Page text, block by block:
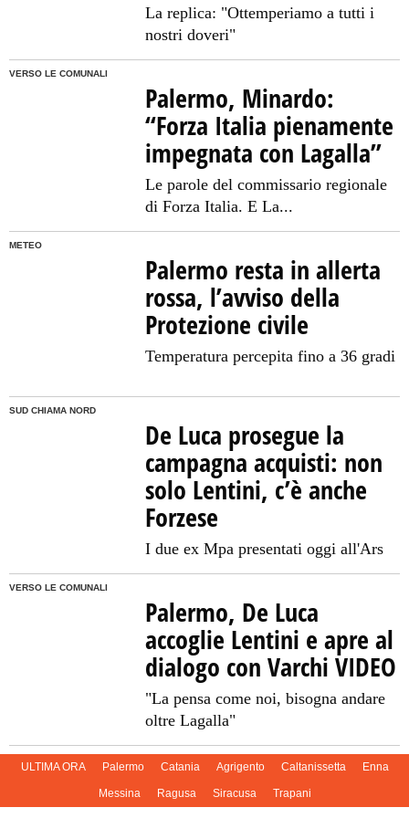
La replica: "Ottemperiamo a tutti i
nostri doveri"
VERSO LE COMUNALI
Palermo, Minardo:
“Forza Italia pienamente
impegnata con Lagalla”
Le parole del commissario regionale
di Forza Italia. E La...
METEO
Palermo resta in allerta
rossa, l’avviso della
Protezione civile
Temperatura percepita fino a 36 gradi
SUD CHIAMA NORD
De Luca prosegue la
campagna acquisti: non
solo Lentini, c’è anche
Forzese
I due ex Mpa presentati oggi all'Ars
VERSO LE COMUNALI
Palermo, De Luca
accoglie Lentini e apre al
dialogo con Varchi VIDEO
"La pensa come noi, bisogna andare
oltre Lagalla"
ULTIMA ORA Palermo Catania Agrigento Caltanissetta Enna
Messina Ragusa Siracusa Trapani